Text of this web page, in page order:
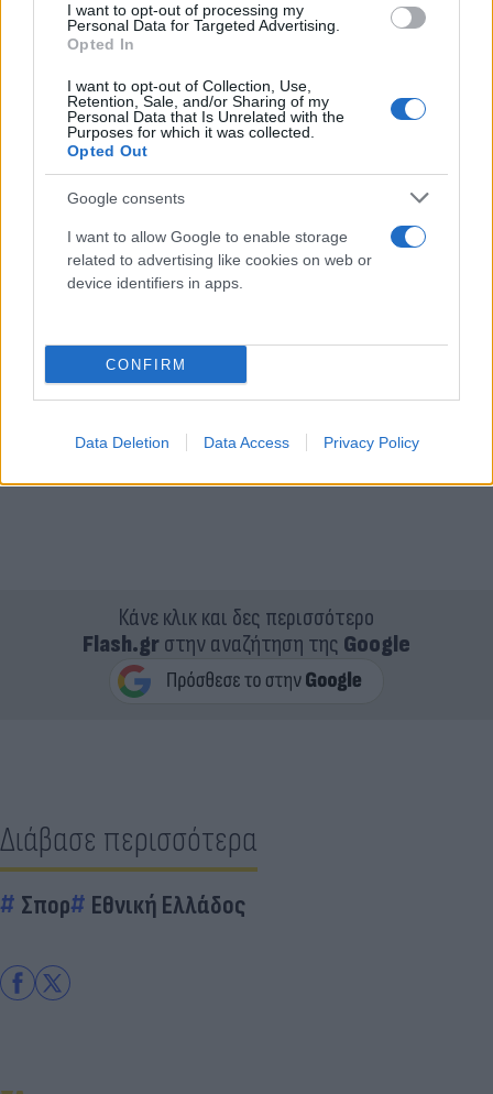
I want to opt-out of processing my
Personal Data for Targeted Advertising.
Opted In
I want to opt-out of Collection, Use,
Retention, Sale, and/or Sharing of my
Personal Data that Is Unrelated with the
Purposes for which it was collected.
Opted Out
Google consents
I want to allow Google to enable storage
related to advertising like cookies on web or
device identifiers in apps.
CONFIRM
Data Deletion Data Access Privacy Policy
Κάνε κλικ και δες περισσότερο
Flash.grστην αναζήτηση της Google
Διάβασε περισσότερα
Σπορ Εθνική Ελλάδος